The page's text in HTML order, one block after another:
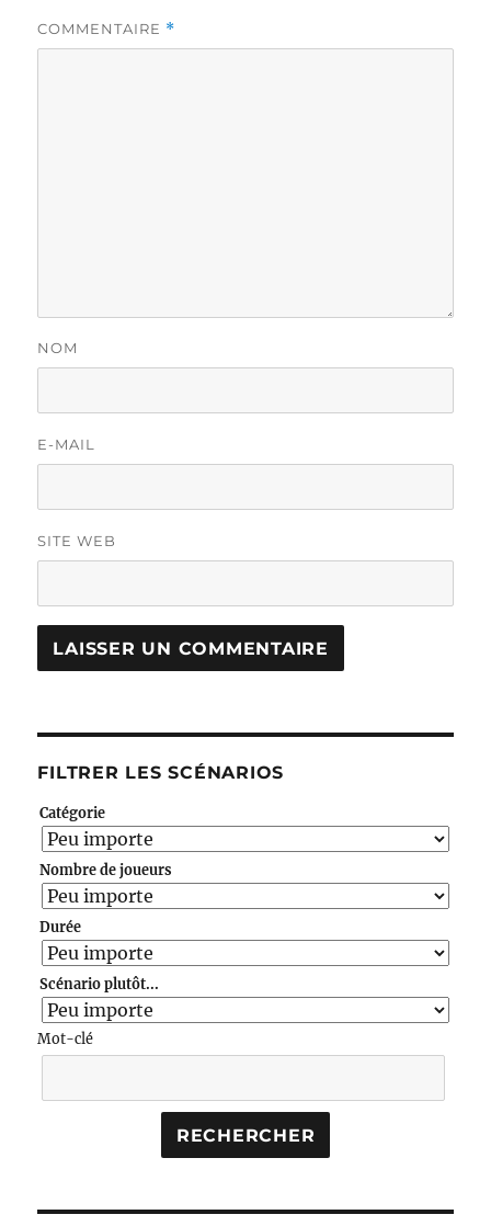
COMMENTAIRE *
NOM
E-MAIL
SITE WEB
FILTRER LES SCÉNARIOS
Catégorie
Nombre de joueurs
Durée
Scénario plutôt...
Mot-clé